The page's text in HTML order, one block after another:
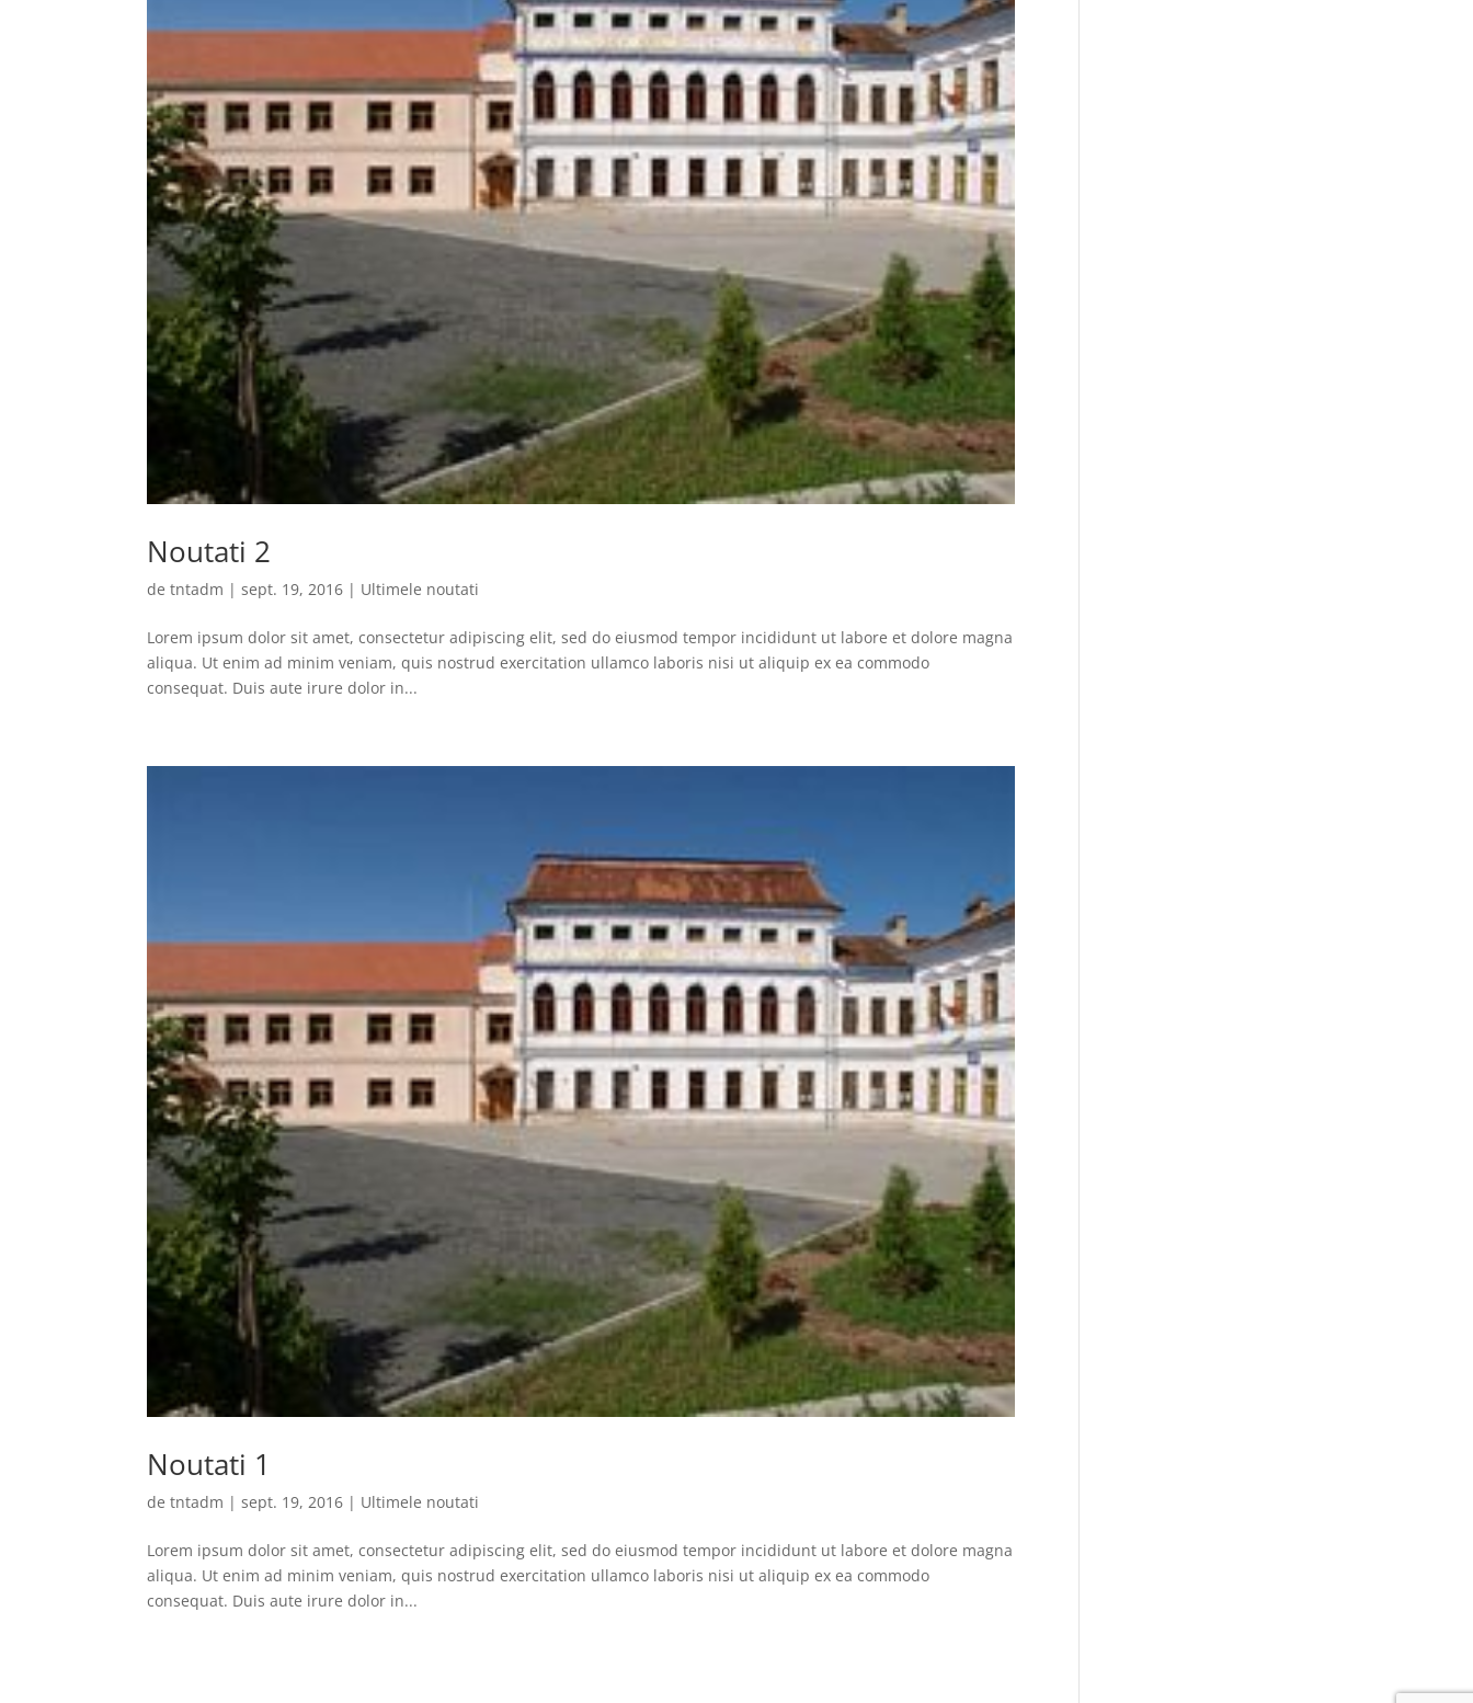
Noutati 2
detntadm |sept. 19, 2016 | Ultimele noutati
Lorem ipsum dolor sit amet, consectetur adipiscing elit, sed do eiusmod tempor incididunt ut labore et dolore magna
aliqua. Ut enim ad minim veniam, quis nostrud exercitation ullamco laboris nisi ut aliquip ex ea commodo
consequat. Duis aute irure dolor in...
Noutati 1
detntadm |sept. 19, 2016 | Ultimele noutati
Lorem ipsum dolor sit amet, consectetur adipiscing elit, sed do eiusmod tempor incididunt ut labore et dolore magna
aliqua. Ut enim ad minim veniam, quis nostrud exercitation ullamco laboris nisi ut aliquip ex ea commodo
consequat. Duis aute irure dolor in...